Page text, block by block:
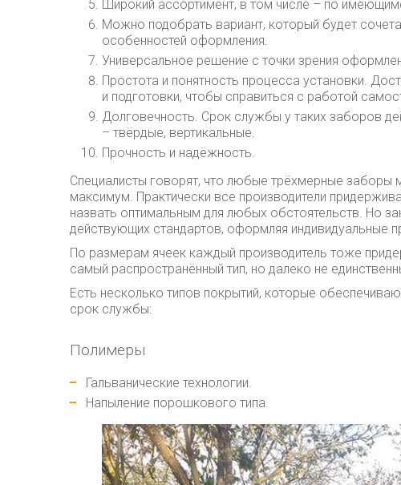
Широкий ассортимент, в том числе – по
Можно подобрать вариант, который будет
особенностей оформления.
Универсальное решение с точки зрения
Простота и понятность процесса установки.
и подготовки, чтобы справиться с работой
Долговечность. Срок службы у таких заборов
– твёрдые, вертикальные.
Прочность и надёжность.
Специалисты говорят, что любые трёхмерные заборы
максимум. Практически все производители
назвать оптимальным для любых обстоятельств. Но
действующих стандартов, оформляя индивидуальные
По размерам ячеек каждый производитель тоже
самый распространённый тип, но далеко не
Есть несколько типов покрытий, которые
срок службы:
Полимеры
Гальванические технологии.
Напыление порошкового типа.